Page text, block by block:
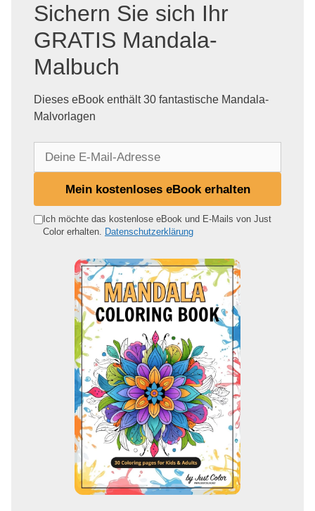
Sichern Sie sich Ihr
GRATIS Mandala-
Malbuch
Dieses eBook enthält 30 fantastische Mandala-
Malvorlagen
e
Mein kostenloses eBook erhalten
Ich möchte das kostenlose eBook und E-Mails von Just
Color erhalten. Datenschutzerklärung